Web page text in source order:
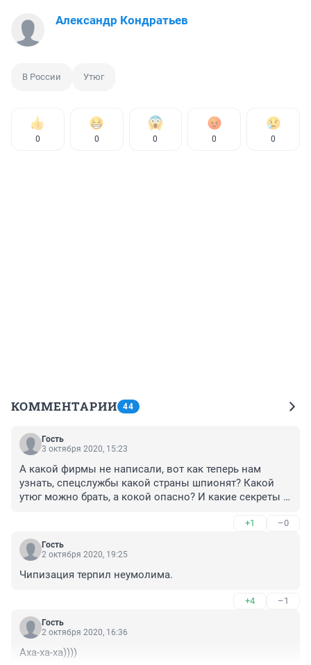
Александр Кондратьев
В России Утюг
0 0 0 0 0
КОММЕНТАРИИ 44
Гость
3 октября 2020, 15:23
А какой фирмы не написали, вот как теперь нам
узнать, спецслужбы какой страны шпионят? Какой
утюг можно брать, а кокой опасно? И какие секреты
так в соцсетях прописаны. Если только в каптерках
армейских и у курсантов ФСБ пока те гладят форму.
+1 –0
Гость
2 октября 2020, 19:25
Чипизация терпил неумолима.
+4 –1
Гость
2 октября 2020, 16:36
Аха-ха-ха))))